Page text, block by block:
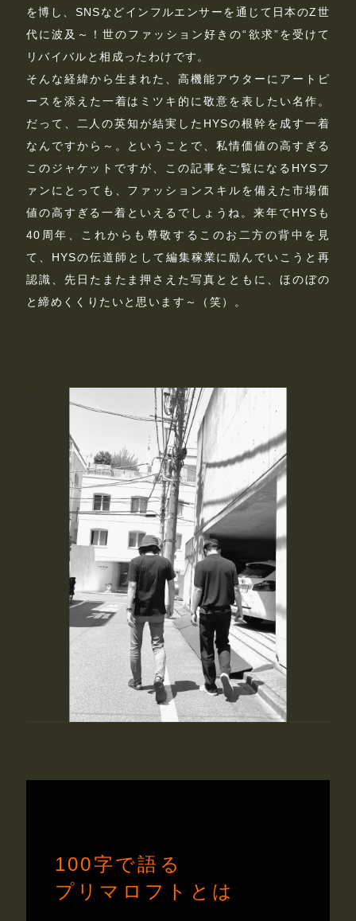
を博し、SNSなどインフルエンサーを通じて日本のZ世
代に波及～！世のファッション好きの“欲求”を受けて
リバイバルと相成ったわけです。
そんな経緯から生まれた、高機能アウターにアートピ
ースを添えた一着はミツキ的に敬意を表したい名作。
だって、二人の英知が結実したHYSの根幹を成す一着
なんですから～。ということで、私情価値の高すぎる
このジャケットですが、この記事をご覧になるHYSフ
ァンにとっても、ファッションスキルを備えた市場価
値の高すぎる一着といえるでしょうね。来年でHYSも
40周年、これからも尊敬するこのお二方の背中を見
て、HYSの伝道師として編集稼業に励んでいこうと再
認識、先日たまたま押さえた写真とともに、ほのぼの
と締めくくりたいと思います～（笑）。
100字で語る
プリマロフトとは